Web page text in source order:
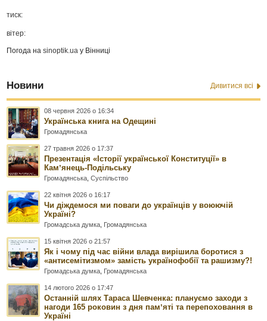
тиск:
вітер:
Погода наsinoptik.ua у Вінниці
Новини Дивитися всі
08 червня 2026 о 16:34
Українська книга на Одещині
Громадянська
27 травня 2026 о 17:37
Презентація «Історії української Конституції» в
Камʼянець-Подільську
Громадянська ,Суспільство
22 квітня 2026 о 16:17
Чи діждемося ми поваги до українців у воюючій
Україні?
Громадська думка Громадянська
15 квітня 2026 о 21:57
Як і чому під час війни влада вирішила боротися з
«антисемітизмом» замість українофобії та рашизму?!
Громадська думка Громадянська
14 лютого 2026 о 17:47
Останній шлях Тараса Шевченка: плануємо заходи з
нагоди 165 роковин з дня памʼяті та перепоховання в
Україні